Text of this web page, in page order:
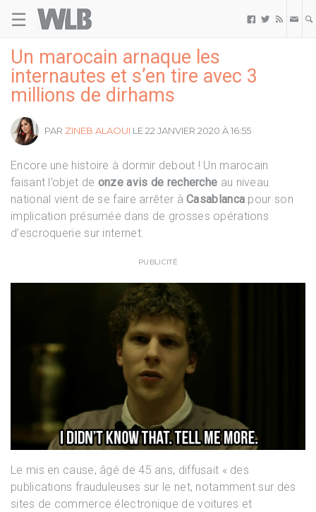
☰   
Un marocain arnaque les
internautes et s’en tire avec 3
millions de dirhams
PAR ZINEB ALAOUI LE 22 JANVIER 2020 À 16:55
Encore une histoire à dormir debout ! Un marocain
faisant l’objet de onze avis de recherche au niveau
national vient de se faire arrêter à Casablanca pour son
implication présumée dans de grosses opérations
d’escroquerie sur internet.
PUBLICITÉ
Le mis en cause, âgé de 45 ans, diffusait « des
publications frauduleuses sur le net, notamment sur des
sites de commerce électronique de voitures et